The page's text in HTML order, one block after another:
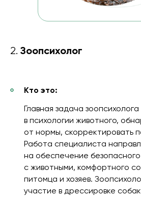
2. Зоопсихолог
Кто это:
Главная задача
в психологии животного,
от нормы, скорректировать
Работа специалиста
на обеспечение
с животными, комфортного
питомца и хозяев.
участие в дрессировке